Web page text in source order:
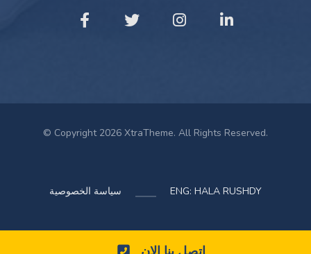
© Copyright 2026 XtraTheme. All Rights Reserved.
سياسة الخصوصية ENG: HALA RUSHDY